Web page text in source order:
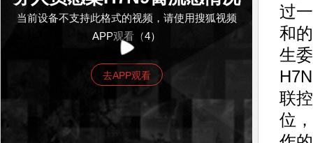
当前设备不支持此格式的视频，请使用搜狐视频
APP观看（4）
去APP观看
过
和
生
联
位